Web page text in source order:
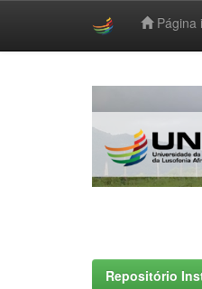
Página
Repositório